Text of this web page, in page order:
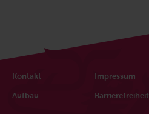
Kontakt Impressum
Aufbau Barrierefreiheit